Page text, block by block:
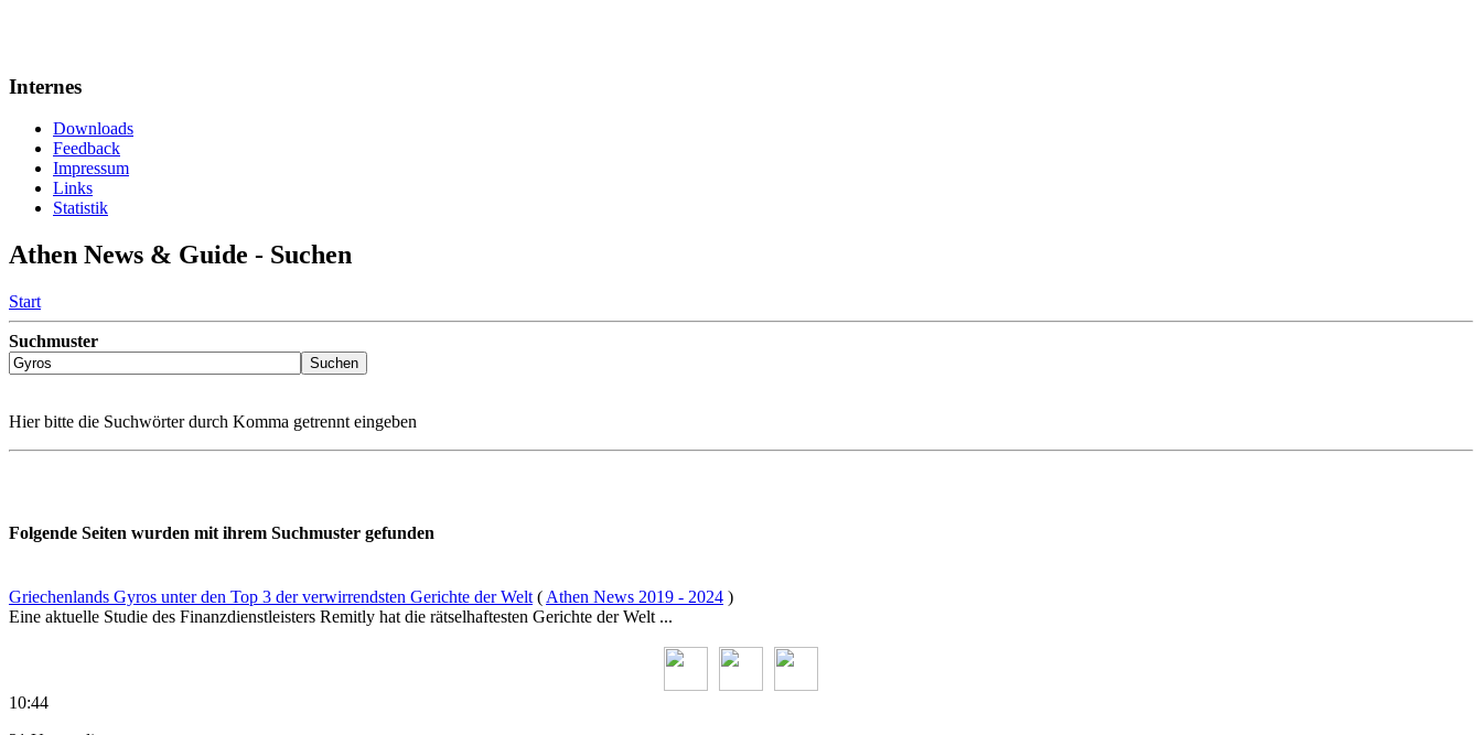
Internes
Downloads
Feedback
Impressum
Links
Statistik
Athen News & Guide - Suchen
Start
Suchmuster
Hier bitte die Suchwörter durch Komma getrennt eingeben
Folgende Seiten wurden mit ihrem Suchmuster gefunden
Griechenlands Gyros unter den Top 3 der verwirrendsten Gerichte der Welt ( Athen News 2019 - 2024 )
Eine aktuelle Studie des Finanzdienstleisters Remitly hat die rätselhaftesten Gerichte der Welt ...
10:44